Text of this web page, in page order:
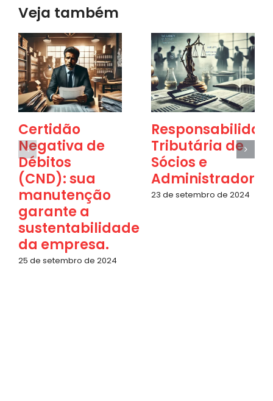
Veja também
Certidão
Negativa de
Débitos
(CND): sua
manutenção
garante a
sustentabilidade
da empresa.
25 de setembro de 2024
Tributária de
Sócios e
Administradores
23 de setembro de 2024